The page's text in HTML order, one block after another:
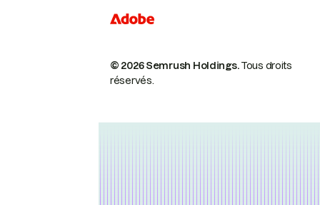
© 2026 Semrush Holdings.Tous droits
réservés.